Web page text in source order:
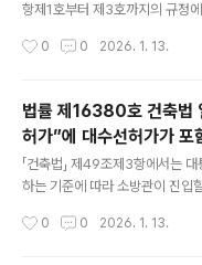
항제1호부터 제3호까지의 규정
말하며, 이하 같음)의 업무로 규
이상의 국민은 공공기관의 사무
저히 해하는 경우 감사원에 감사
제86조에서는 같은 법 제72조에
번호·생년월일·주소 및 직업을
0 0 2026. 1. 13.
법률 제16380호 건축법
허가”에 대수선허가가
「건축법」 제49조제3항에서는
하는 기준에 따라 소방관이 진입
(2019년 4월 23일 법률 제16380
0 0 2026. 1. 13.